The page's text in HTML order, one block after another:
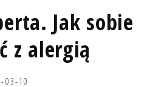
Jak sobie
z alergią
03-10